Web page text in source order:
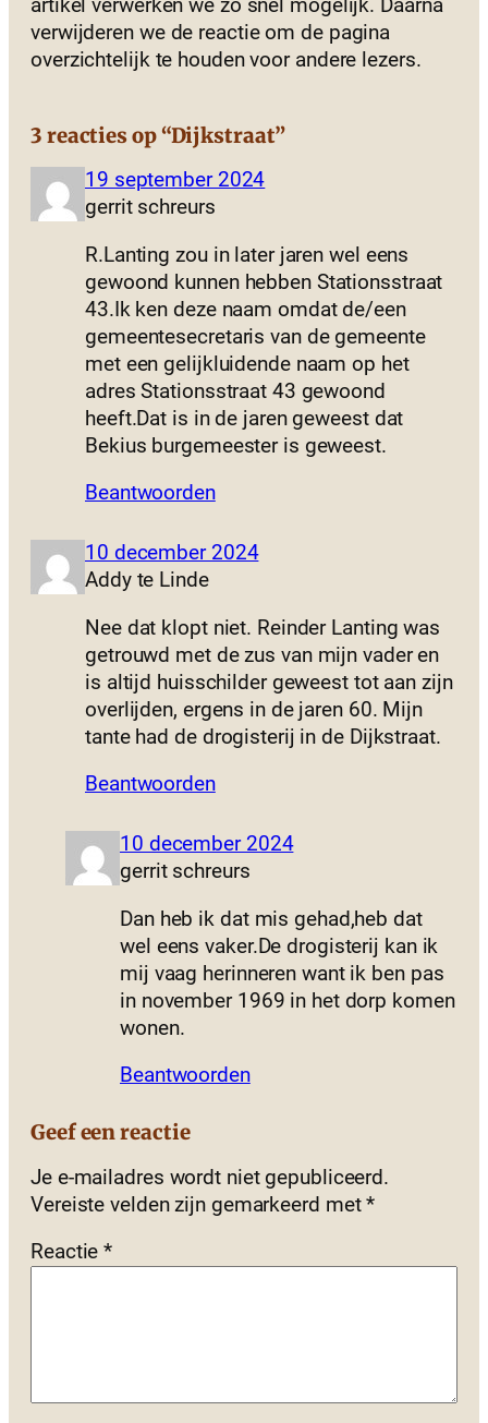
artikel verwerken we zo snel mogelijk. Daarna
verwijderen we de reactie om de pagina
overzichtelijk te houden voor andere lezers.
3 reacties op “Dijkstraat”
19 september 2024
gerrit schreurs
R.Lanting zou in later jaren wel eens
gewoond kunnen hebben Stationsstraat
43.Ik ken deze naam omdat de/een
gemeentesecretaris van de gemeente
met een gelijkluidende naam op het
adres Stationsstraat 43 gewoond
heeft.Dat is in de jaren geweest dat
Bekius burgemeester is geweest.
Beantwoorden
10 december 2024
Addy te Linde
Nee dat klopt niet. Reinder Lanting was
getrouwd met de zus van mijn vader en
is altijd huisschilder geweest tot aan zijn
overlijden, ergens in de jaren 60. Mijn
tante had de drogisterij in de Dijkstraat.
Beantwoorden
10 december 2024
gerrit schreurs
Dan heb ik dat mis gehad,heb dat
wel eens vaker.De drogisterij kan ik
mij vaag herinneren want ik ben pas
in november 1969 in het dorp komen
wonen.
Beantwoorden
Geef een reactie
Je e-mailadres wordt niet gepubliceerd.
Vereiste velden zijn gemarkeerd met*
Reactie*